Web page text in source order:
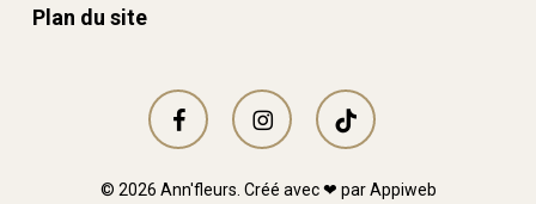
Plan du site
© 2026 Ann'fleurs. Créé avec ❤ parAppiweb
facebook instagram tiktok